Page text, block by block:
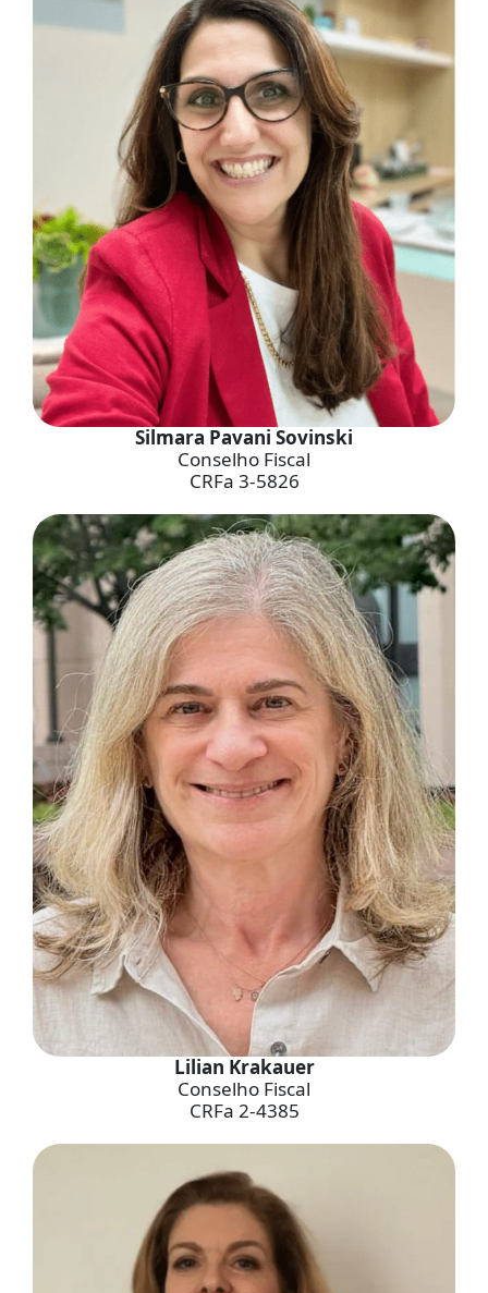
Silmara Pavani Sovinski
Conselho Fiscal
CRFa 3-5826
Lilian Krakauer
Conselho Fiscal
CRFa 2-4385